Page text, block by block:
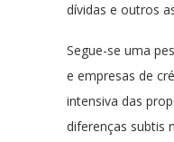
dívidas e outros
Segue-se uma
e empresas de
intensiva das
diferenças subtis